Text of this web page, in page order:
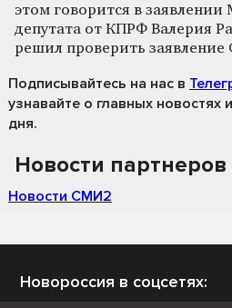
этом говорится в
депутата от КПРФ Валерия
решил проверить заявление
Подписывайтесь на нас в
узнавайте о главных
дня.
Новости партнеров
Новости СМИ2
Новороссия в соцсетях: